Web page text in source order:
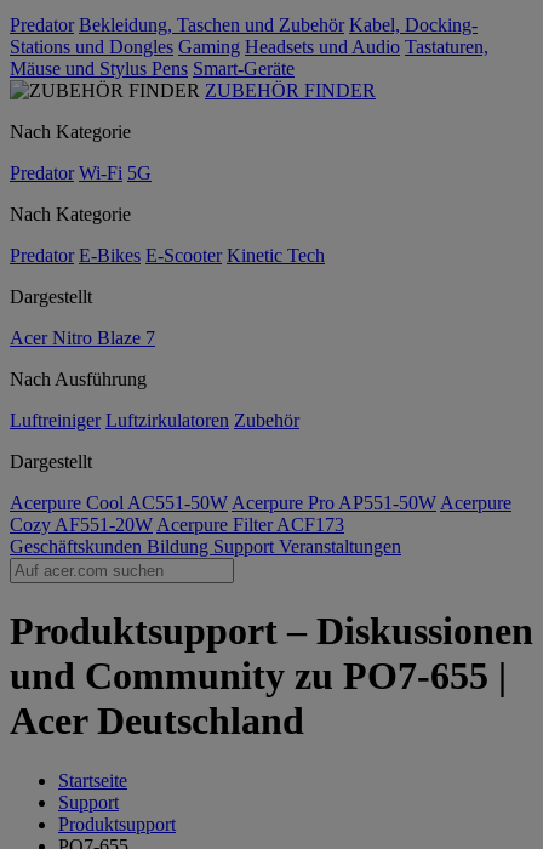
Predator Bekleidung, Taschen und Zubehör Kabel, Docking-
Stations und Dongles Gaming Headsets und Audio Tastaturen,
Mäuse und Stylus Pens Smart-Geräte
ZUBEHÖR FINDER
Nach Kategorie
Predator Wi-Fi 5G
Nach Kategorie
Predator E-Bikes E-Scooter Kinetic Tech
Dargestellt
Acer Nitro Blaze 7
Nach Ausführung
Luftreiniger Luftzirkulatoren Zubehör
Dargestellt
Acerpure Cool AC551-50W Acerpure Pro AP551-50W Acerpure
Cozy AF551-20W Acerpure Filter ACF173
Geschäftskunden Bildung Support Veranstaltungen
Produktsupport – Diskussionen
und Community zu PO7-655 |
Acer Deutschland
Startseite
Support
Produktsupport